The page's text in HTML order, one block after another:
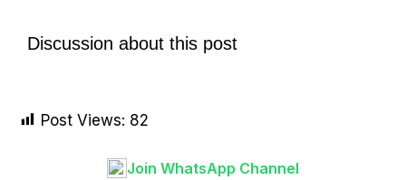
Discussion about this post
Post Views: 82
Join WhatsApp Channel